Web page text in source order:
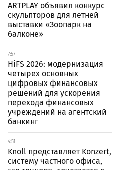
ARTPLAY объявил конкурс
скульпторов для летней
выставки «Зоопарк на
балконе»
7:57
HiFS 2026: модернизация
четырех основных
цифровых финансовых
решений для ускорения
перехода финансовых
учреждений на агентский
банкинг
4:51
Knoll представляет Konzert,
систему частного офиса,